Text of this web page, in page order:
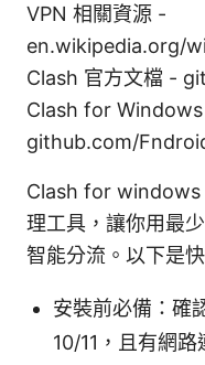
VPN 相關資源 -
en.wikipedia.org/
Clash 官方文檔 -
Clash for
github.com/
Clash for windows
理工具，讓你用最
智能分流。以下是
安裝前必備：確
10/11，且有網路